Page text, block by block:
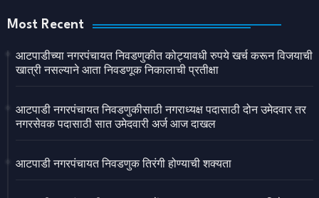
Most Recent
आटपाडीच्या नगरपंचायत निवडणुकीत कोट्यावधी रुपये खर्च करून विजयाची
खात्री नसल्याने आता निवडणूक निकालाची प्रतीक्षा
आटपाडी नगरपंचायत निवडणुकीसाठी नगराध्यक्ष पदासाठी दोन उमेदवार तर
नगरसेवक पदासाठी सात उमेदवारी अर्ज आज दाखल
आटपाडी नगरपंचायत निवडणुक तिरंगी होण्याची शक्यता